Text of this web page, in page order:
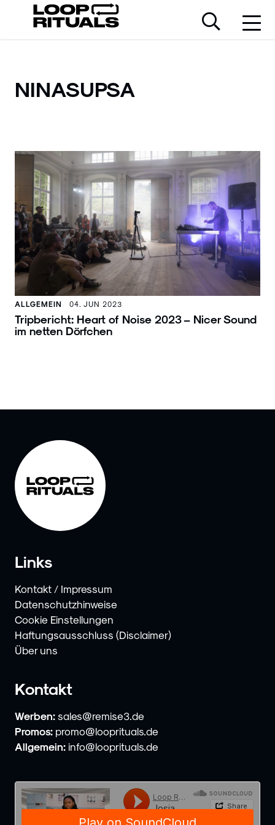
NINASUPSA
ALLGEMEIN 04. JUN 2023
Tripbericht: Heart of Noise 2023 – Nicer Sound
im netten Dörfchen
Links
Kontakt / Impressum
Datenschutzhinweise
Cookie Einstellungen
Haftungsausschluss (Disclaimer)
Über uns
Kontakt
Werben: sales@remise3.de
Promos: promo@looprituals.de
Allgemein: info@looprituals.de